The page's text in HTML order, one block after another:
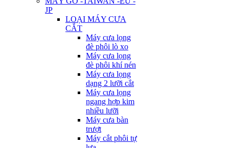
JP
LOẠI MÁY CƯA
CẮT
Máy cưa lọng
đè phôi lò xo
Máy cưa lọng
đè phôi khí nén
Máy cưa lọng
dạng 2 lưỡi cắt
Máy cưa lọng
ngang hợp kim
nhiều lưỡi
Máy cưa bàn
trượt
Máy cắt phôi tự